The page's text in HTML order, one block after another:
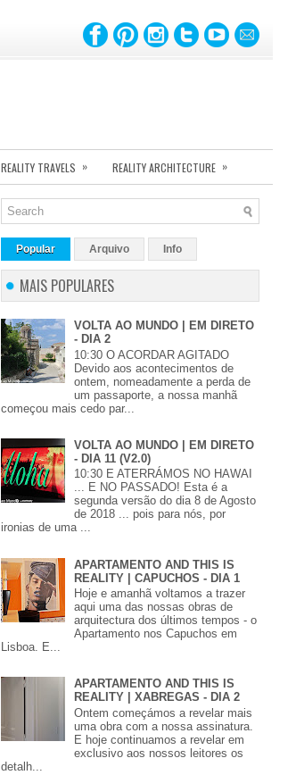
REALITY TRAVELS » REALITY ARCHITECTURE »
Popular Arquivo Info
MAIS POPULARES
VOLTA AO MUNDO | EM DIRETO
- DIA 2
10:30 O ACORDAR AGITADO
Devido aos acontecimentos de
ontem, nomeadamente a perda de
um passaporte, a nossa manhã
começou mais cedo par...
VOLTA AO MUNDO | EM DIRETO
- DIA 11 (V2.0)
10:30 E ATERRÁMOS NO HAWAI
... E NO PASSADO! Esta é a
segunda versão do dia 8 de Agosto
de 2018 ... pois para nós, por
ironias de uma ...
APARTAMENTO AND THIS IS
REALITY | CAPUCHOS - DIA 1
Hoje e amanhã voltamos a trazer
aqui uma das nossas obras de
arquitectura dos últimos tempos - o
Apartamento nos Capuchos em
Lisboa. E...
APARTAMENTO AND THIS IS
REALITY | XABREGAS - DIA 2
Ontem começámos a revelar mais
uma obra com a nossa assinatura.
E hoje continuamos a revelar em
exclusivo aos nossos leitores os
detalh...